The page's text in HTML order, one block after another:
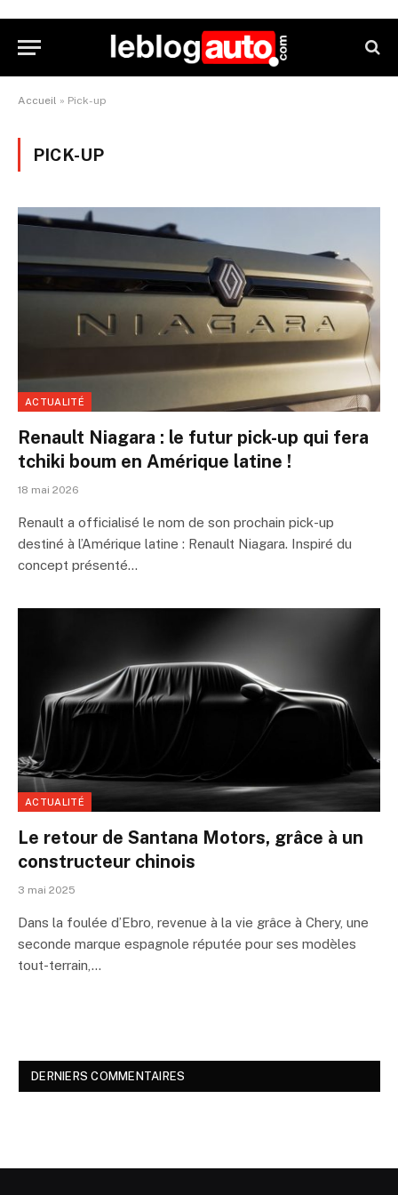
Accueil » Pick-up
PICK-UP
ACTUALITÉ
Renault Niagara : le futur pick-up qui fera
tchiki boum en Amérique latine !
18 mai 2026
Renault a officialisé le nom de son prochain pick-up
destiné à l’Amérique latine : Renault Niagara. Inspiré du
concept présenté…
ACTUALITÉ
Le retour de Santana Motors, grâce à un
constructeur chinois
3 mai 2025
Dans la foulée d’Ebro, revenue à la vie grâce à Chery, une
seconde marque espagnole réputée pour ses modèles
tout-terrain,…
DERNIERS COMMENTAIRES